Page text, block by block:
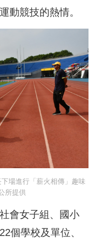
動競技的熱情。
場進行「薪火相傳」趣味
所提供
會女子組、國小
22個學校及單位、